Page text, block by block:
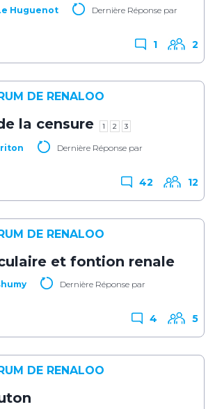
Huguenot
Dernière Réponse par
2
1
la censure 1 2 3
Dernière Réponse par
DE RENALOO
12
42
et fontion renale
Dernière Réponse par
DE RENALOO
5
4
DE RENALOO